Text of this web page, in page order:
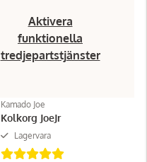
Aktivera
funktionella
tredjepartstjänster
Kamado Joe
Kolkorg JoeJr
Lagervara